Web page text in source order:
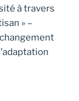
à travers
» –